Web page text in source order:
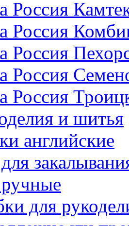
Россия
Россия
Россия
Россия
Россия
и шитья
английские
для